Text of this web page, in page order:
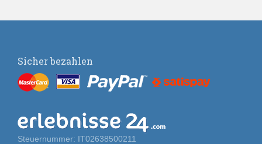
Sicher bezahlen
Steuernummer: IT02638500211